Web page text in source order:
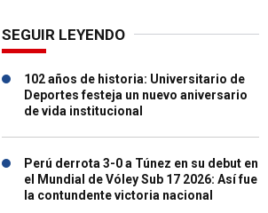
SEGUIR LEYENDO
102 años de historia: Universitario de
Deportes festeja un nuevo aniversario
de vida institucional
Perú derrota 3-0 a Túnez en su debut en
el Mundial de Vóley Sub 17 2026: Así fue
la contundente victoria nacional